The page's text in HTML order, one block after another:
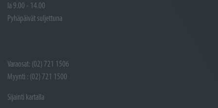
la 9.00 - 14.00
Pyhäpäivät suljettuna
Varaosat: (02) 721 1506
Myynti : (02) 721 1500
Sijainti kartalla